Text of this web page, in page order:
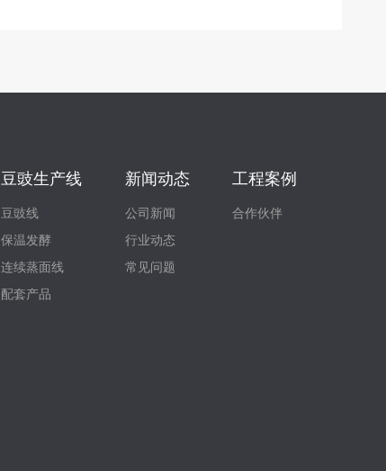
豆豉生产线
豆豉线
保温发酵
连续蒸面线
配套产品
新闻动态
公司新闻
行业动态
常见问题
工程案例
合作伙伴